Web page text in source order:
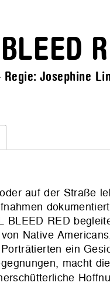
Josephine
auf der Straße
BLEED RED
Native
ein
macht